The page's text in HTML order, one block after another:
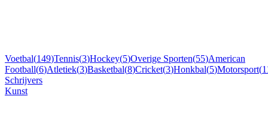
Voetbal(149)Tennis(3)Hockey(5)Overige Sporten(55)American
Football(6)Atletiek(3)Basketbal(8)Cricket(3)Honkbal(5)Motorsport(
Schrijvers
Kunst